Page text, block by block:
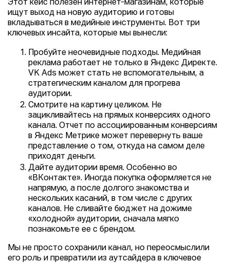
Этот кейс полезен интернет-магазинам, которые
ищут выход на новую аудиторию и готовы
вкладываться в медийные инструменты. Вот три
ключевых инсайта, которые мы вынесли:
Пробуйте неочевидные подходы. Медийная
реклама работает не только в Яндекс Директе.
VK Ads может стать не вспомогательным, а
стратегическим каналом для прогрева
аудитории.
Смотрите на картину целиком. Не
зацикливайтесь на прямых конверсиях одного
канала. Отчет по ассоциированным конверсиям
в Яндекс Метрике может перевернуть ваше
представление о том, откуда на самом деле
приходят деньги.
Дайте аудитории время. Особенно во
«ВКонтакте». Иногда покупка оформляется не
напрямую, а после долгого знакомства и
нескольких касаний, в том числе с других
каналов. Не сливайте бюджет на дожиме
«холодной» аудитории, сначала мягко
познакомьте ее с брендом.
Мы не просто сохранили канал, но переосмыслили
его роль и превратили из аутсайдера в ключевое